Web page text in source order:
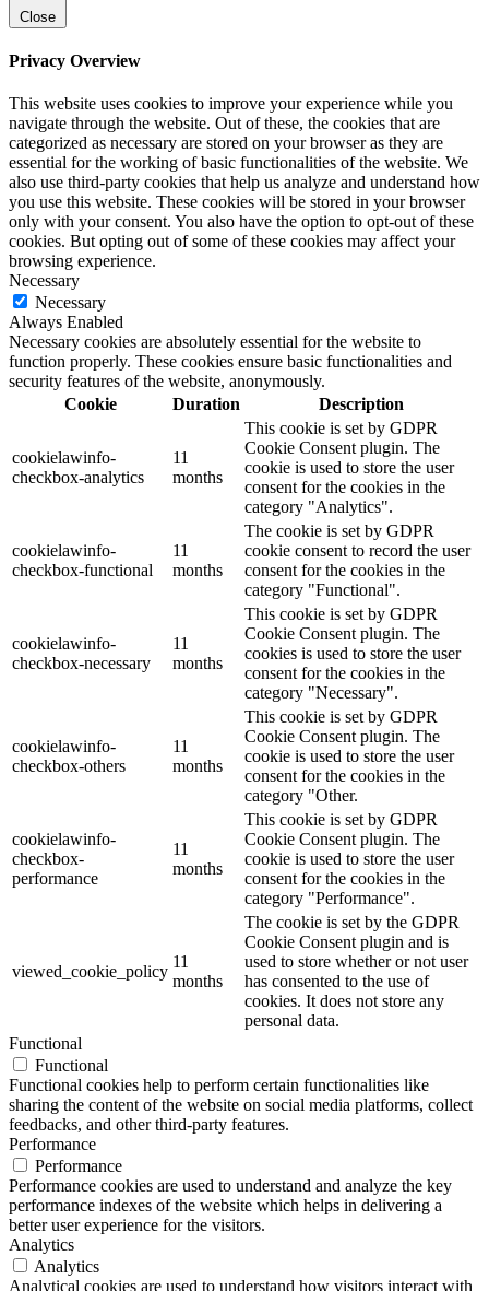
Close
Privacy Overview
This website uses cookies to improve your experience while you
navigate through the website. Out of these, the cookies that are
categorized as necessary are stored on your browser as they are
essential for the working of basic functionalities of the website. We
also use third-party cookies that help us analyze and understand how
you use this website. These cookies will be stored in your browser
only with your consent. You also have the option to opt-out of these
cookies. But opting out of some of these cookies may affect your
browsing experience.
Necessary
Necessary
Always Enabled
Necessary cookies are absolutely essential for the website to
function properly. These cookies ensure basic functionalities and
security features of the website, anonymously.
Cookie
Duration Description
cookielawinfo-
checkbox-analytics
11
months
This cookie is set by GDPR
Cookie Consent plugin. The
cookie is used to store the user
consent for the cookies in the
category "Analytics".
cookielawinfo-
checkbox-functional
11
months
The cookie is set by GDPR
cookie consent to record the user
consent for the cookies in the
category "Functional".
cookielawinfo-
checkbox-necessary
11
months
This cookie is set by GDPR
Cookie Consent plugin. The
cookies is used to store the user
consent for the cookies in the
category "Necessary".
cookielawinfo-
checkbox-others
11
months
This cookie is set by GDPR
Cookie Consent plugin. The
cookie is used to store the user
consent for the cookies in the
category "Other.
cookielawinfo-
checkbox-
performance
11
months
This cookie is set by GDPR
Cookie Consent plugin. The
cookie is used to store the user
consent for the cookies in the
category "Performance".
viewed_cookie_policy
11
months
The cookie is set by the GDPR
Cookie Consent plugin and is
used to store whether or not user
has consented to the use of
cookies. It does not store any
personal data.
Functional
Functional
Functional cookies help to perform certain functionalities like
sharing the content of the website on social media platforms, collect
feedbacks, and other third-party features.
Performance
Performance
Performance cookies are used to understand and analyze the key
performance indexes of the website which helps in delivering a
better user experience for the visitors.
Analytics
Analytics
Analytical cookies are used to understand how visitors interact with